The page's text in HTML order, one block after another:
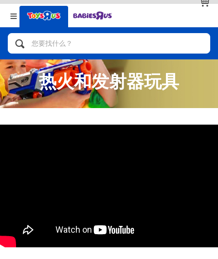
返回
分类目录
人气英雄，角色扮演，射击玩具
自行车，滑板车，骑乘车
拼砌组合及乐高LEGO
游戏及拼图系列
返回
品牌
查看全部
热火和发射器玩具